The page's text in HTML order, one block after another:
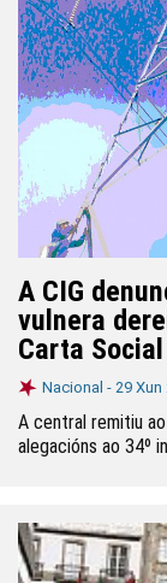
A CIG
vulnera
Carta
Nacional - 29 Xun
A central remitiu
alegacións ao 34º